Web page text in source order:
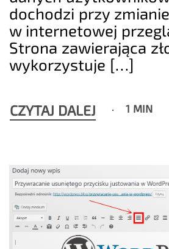
dochodzi przy
w internetowej
Strona zawierająca
wykorzystuje […]
CZYTAJ DALEJ 1 MIN